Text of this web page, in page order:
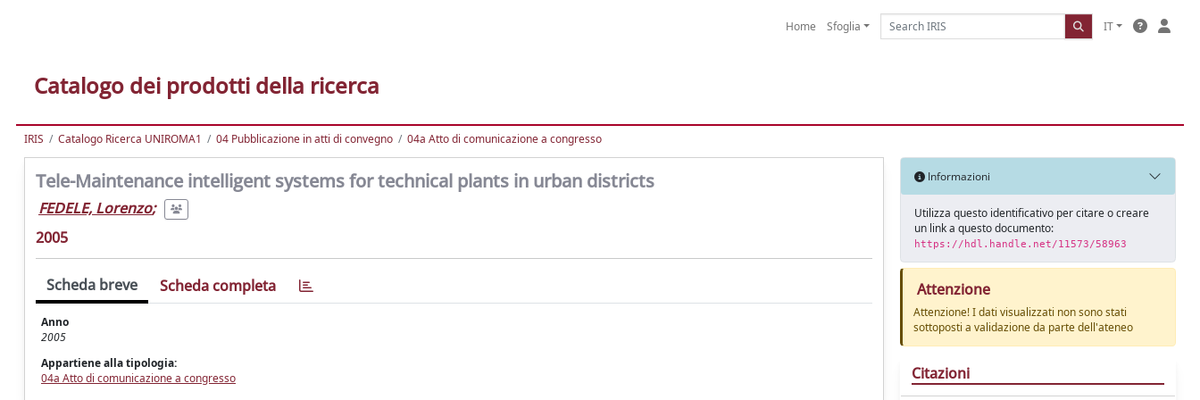
Home Sfoglia IT
Catalogo dei prodotti della ricerca
IRIS Catalogo Ricerca UNIROMA1 04 Pubblicazione in atti di convegno 04a Atto di comunicazione a congresso
Tele-Maintenance intelligent systems for technical plants in urban districts
FEDELE, Lorenzo;
2005
Scheda breve Scheda completa
Anno
2005
Appartiene alla tipologia:
04a Atto di comunicazione a congresso
Informazioni
Utilizza questo identificativo per citare o creare
un link a questo documento:
https://hdl.handle.net/11573/58963
Attenzione
Attenzione! I dati visualizzati non sono stati
sottoposti a validazione da parte dell'ateneo
Citazioni